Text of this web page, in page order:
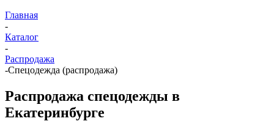
Главная
-
Каталог
-
Распродажа
-Спецодежда (распродажа)
Распродажа спецодежды в
Екатеринбурге